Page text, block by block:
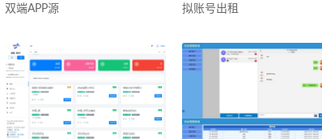
双端APP源
拟账号出租